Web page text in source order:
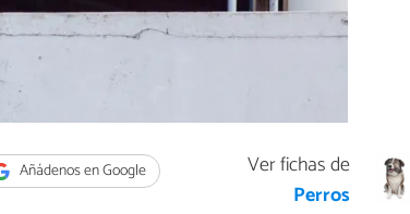
Añádenos en Google
Ver fichas de
Perros